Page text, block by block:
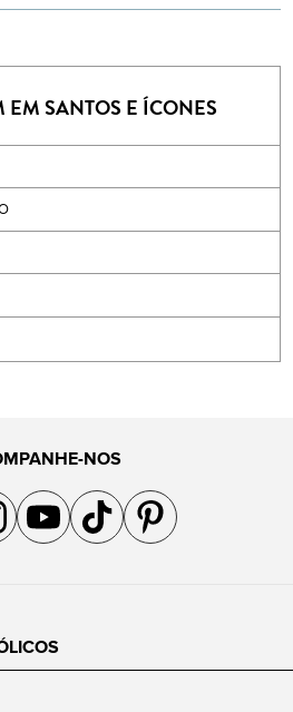
EM SANTOS E ÍCONES
NOS
gente no Facebook
a gente no Instagram
Acompanhe a gente no YouTube
Acompanhe a gente no TikTok
Acompanhe a gente no